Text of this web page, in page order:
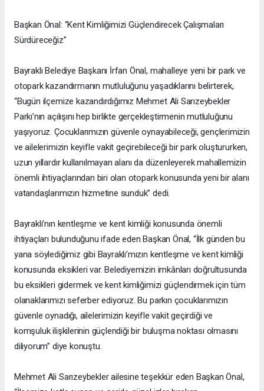
Başkan Önal: “Kent Kimliğimizi Güçlendirecek Çalışmaları
Sürdüreceğiz”
Bayraklı Belediye Başkanı İrfan Önal, mahalleye yeni bir park ve
otopark kazandırmanın mutluluğunu yaşadıklarını belirterek,
“Bugün ilçemize kazandırdığımız Mehmet Ali Sarızeybekler
Parkı’nın açılışını hep birlikte gerçekleştirmenin mutluluğunu
yaşıyoruz. Çocuklarımızın güvenle oynayabileceği, gençlerimizin
ve ailelerimizin keyifle vakit geçirebileceği bir park oluştururken,
uzun yıllardır kullanılmayan alanı da düzenleyerek mahallemizin
önemli ihtiyaçlarından biri olan otopark konusunda yeni bir alanı
vatandaşlarımızın hizmetine sunduk” dedi.
Bayraklı’nın kentleşme ve kent kimliği konusunda önemli
ihtiyaçları bulunduğunu ifade eden Başkan Önal, “İlk günden bu
yana söylediğimiz gibi Bayraklı’mızın kentleşme ve kent kimliği
konusunda eksikleri var. Belediyemizin imkânları doğrultusunda
bu eksikleri gidermek ve kent kimliğimizi güçlendirmek için tüm
olanaklarımızı seferber ediyoruz. Bu parkın çocuklarımızın
güvenle oynadığı, ailelerimizin keyifle vakit geçirdiği ve
komşuluk ilişkilerinin güçlendiği bir buluşma noktası olmasını
diliyorum” diye konuştu.
Mehmet Ali Sarızeybekler ailesine teşekkür eden Başkan Önal,